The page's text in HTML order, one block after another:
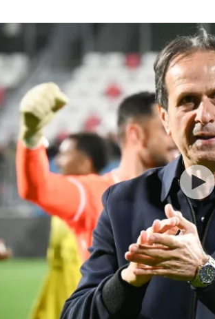
שבע
ליגה סינית
ליגות נוספות